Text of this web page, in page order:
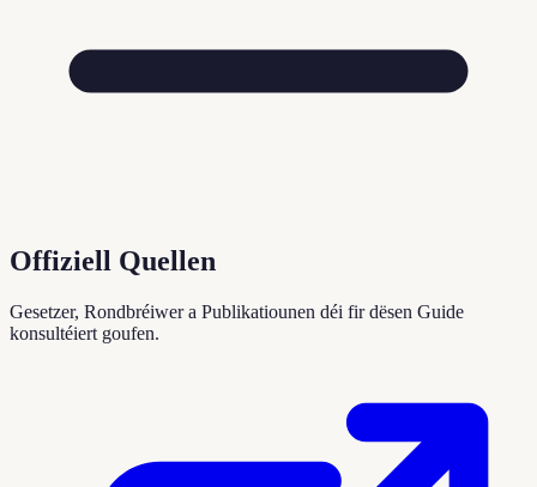
Offiziell Quellen
Gesetzer, Rondbréiwer a Publikatiounen déi fir dësen Guide
konsultéiert goufen.